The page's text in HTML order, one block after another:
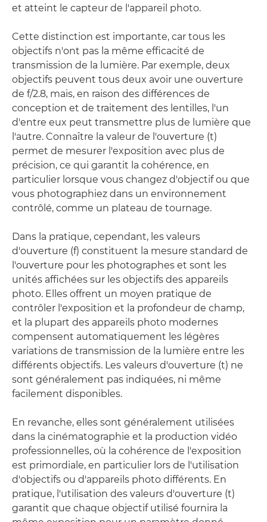
et atteint le capteur de l'appareil photo.
Cette distinction est importante, car tous les
objectifs n'ont pas la même efficacité de
transmission de la lumière. Par exemple, deux
objectifs peuvent tous deux avoir une ouverture
de f/2.8, mais, en raison des différences de
conception et de traitement des lentilles, l'un
d'entre eux peut transmettre plus de lumière que
l'autre. Connaître la valeur de l'ouverture (t)
permet de mesurer l'exposition avec plus de
précision, ce qui garantit la cohérence, en
particulier lorsque vous changez d'objectif ou que
vous photographiez dans un environnement
contrôlé, comme un plateau de tournage.
Dans la pratique, cependant, les valeurs
d'ouverture (f) constituent la mesure standard de
l'ouverture pour les photographes et sont les
unités affichées sur les objectifs des appareils
photo. Elles offrent un moyen pratique de
contrôler l'exposition et la profondeur de champ,
et la plupart des appareils photo modernes
compensent automatiquement les légères
variations de transmission de la lumière entre les
différents objectifs. Les valeurs d'ouverture (t) ne
sont généralement pas indiquées, ni même
facilement disponibles.
En revanche, elles sont généralement utilisées
dans la cinématographie et la production vidéo
professionnelles, où la cohérence de l'exposition
est primordiale, en particulier lors de l'utilisation
d'objectifs ou d'appareils photo différents. En
pratique, l'utilisation des valeurs d'ouverture (t)
garantit que chaque objectif utilisé fournira la